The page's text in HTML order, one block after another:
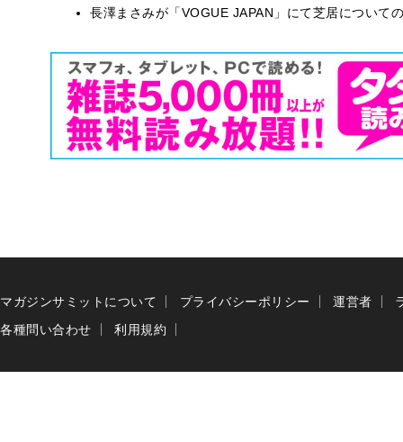
長澤まさみが「VOGUE JAPAN」にて芝居について
マガジンサミットについて プライバシーポリシー 運営者
各種問い合わせ
利用規約